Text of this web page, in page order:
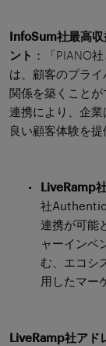
InfoSum社最高
ント ：「PIANO
は、顧客のプラ
関係を築くこと
連携により、企
良い顧客体験を提
LiveRamp
社
連携が可能
ャーインベ
む、エコシ
用したマー
LiveRamp社アド